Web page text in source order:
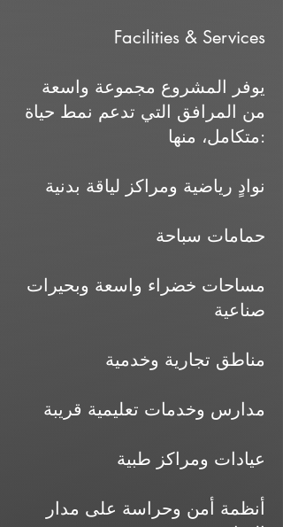
Facilities & Services
يوفر المشروع مجموعة واسعة
من المرافق التي تدعم نمط حياة
متكامل، منها:
نوادٍ رياضية ومراكز لياقة بدنية
حمامات سباحة
مساحات خضراء واسعة وبحيرات
صناعية
مناطق تجارية وخدمية
مدارس وخدمات تعليمية قريبة
عيادات ومراكز طبية
أنظمة أمن وحراسة على مدار